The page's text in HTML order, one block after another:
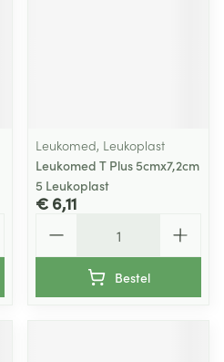
Leukomed, Leukoplast
Leukomed T Plus 5cmx7,2cm
5 Leukoplast
€ 6,11
Bestel